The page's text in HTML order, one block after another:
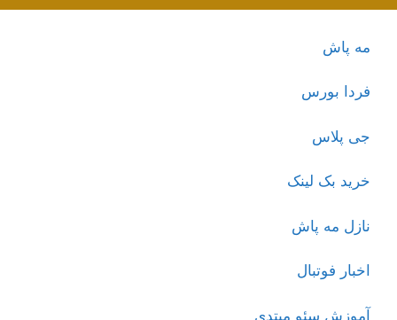
مه پاش
فردا بورس
جی پلاس
خرید بک لینک
نازل مه پاش
اخبار فوتبال
آموزش سئو مبتدی